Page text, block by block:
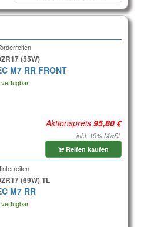
(55W)
M7 RR FRONT
Aktionspreis
inkl. 19% MwSt.
Reifen kaufen
(69W) TL
M7 RR